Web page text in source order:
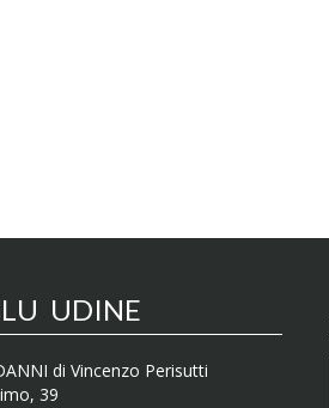
UDINE
di Vincenzo Perisutti
39